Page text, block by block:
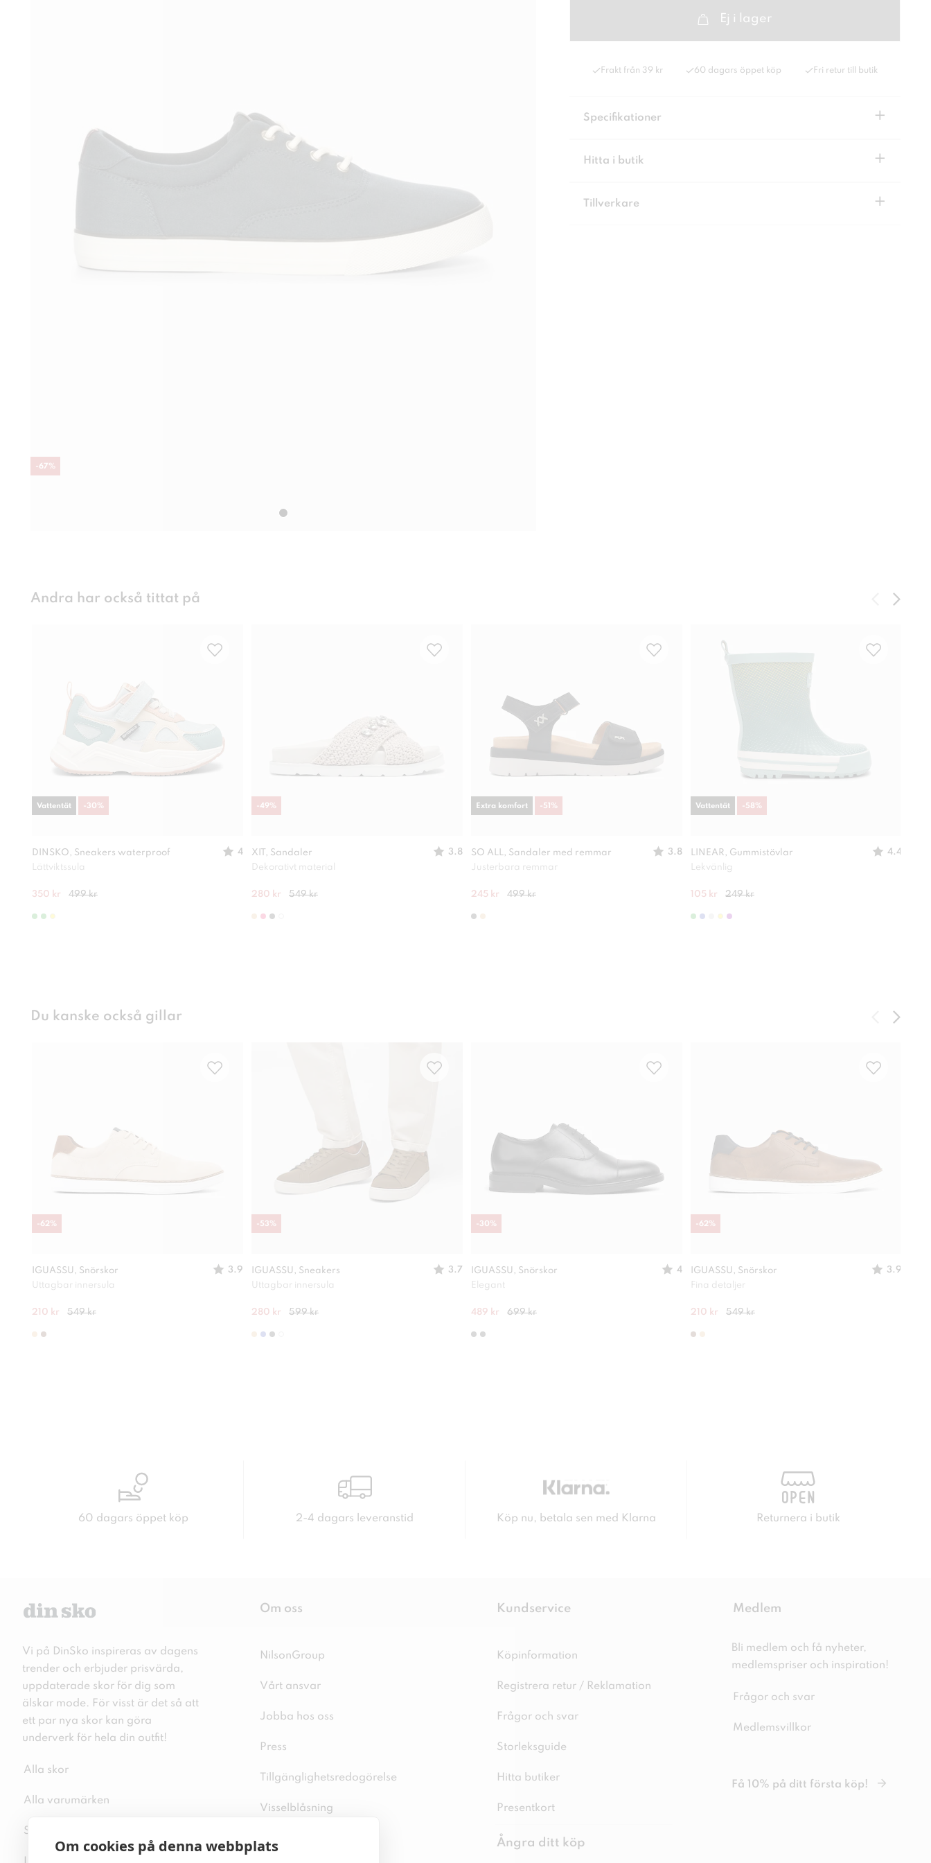
Om cookies på denna webbplats
-67%
Ej i lager
Frakt från 39 kr 60 dagars öppet köp Fri retur till butik
Specifikationer +
Hitta i butik +
Tillverkare +
Andra har också tittat på
DINSKO, Sneakers waterproof
4
Lättviktssula
350 kr 499 kr
Vattentät -30%
XIT, Sandaler
3.8
Dekorativt material
280 kr 549 kr
-49%
SO ALL, Sandaler med remmar
3.8
Justerbara remmar
245 kr 499 kr
Extra komfort -51 %
LINEAR, Gummistövlar
4.4
Lekvänlig
105 kr 249 kr
Vattentät -58 %
Du kanske också gillar
IGUASSU, Snörskor
3.9
Uttagbar innersula
210 kr 549 kr
-62%
IGUASSU, Sneakers
3.7
Uttagbar innersula
280 kr 599 kr
-53%
IGUASSU, Snörskor
4
Elegant
489 kr 699 kr
-30%
IGUASSU, Snörskor
3.9
Fina detaljer
210 kr 549 kr
-62%
60 dagars öppet köp 2-4 dagars leveranstid Köp nu, betala sen med Klarna Returnera i butik
Vi på DinSko inspireras av dagens
trender och erbjuder prisvärda,
uppdaterade skor för dig som
älskar mode. För visst är det så att
ett par nya skor kan göra
underverk för hela din outfit!
Alla skor
Alla varumärken
Sitemap
Om oss
NilsonGroup
Vårt ansvar
Jobba hos oss
Press
Tillgänglighetsredogörelse
Visselblåsning
Kundservice
Köpinformation
Registrera retur / Reklamation
Frågor och svar
Storleksguide
Hitta butiker
Presentkort
Ångra ditt köp
Medlem
Bli medlem och få nyheter,
medlemspriser och inspiration!
Frågor och svar
Medlemsvillkor
Få 10% på ditt första köp!